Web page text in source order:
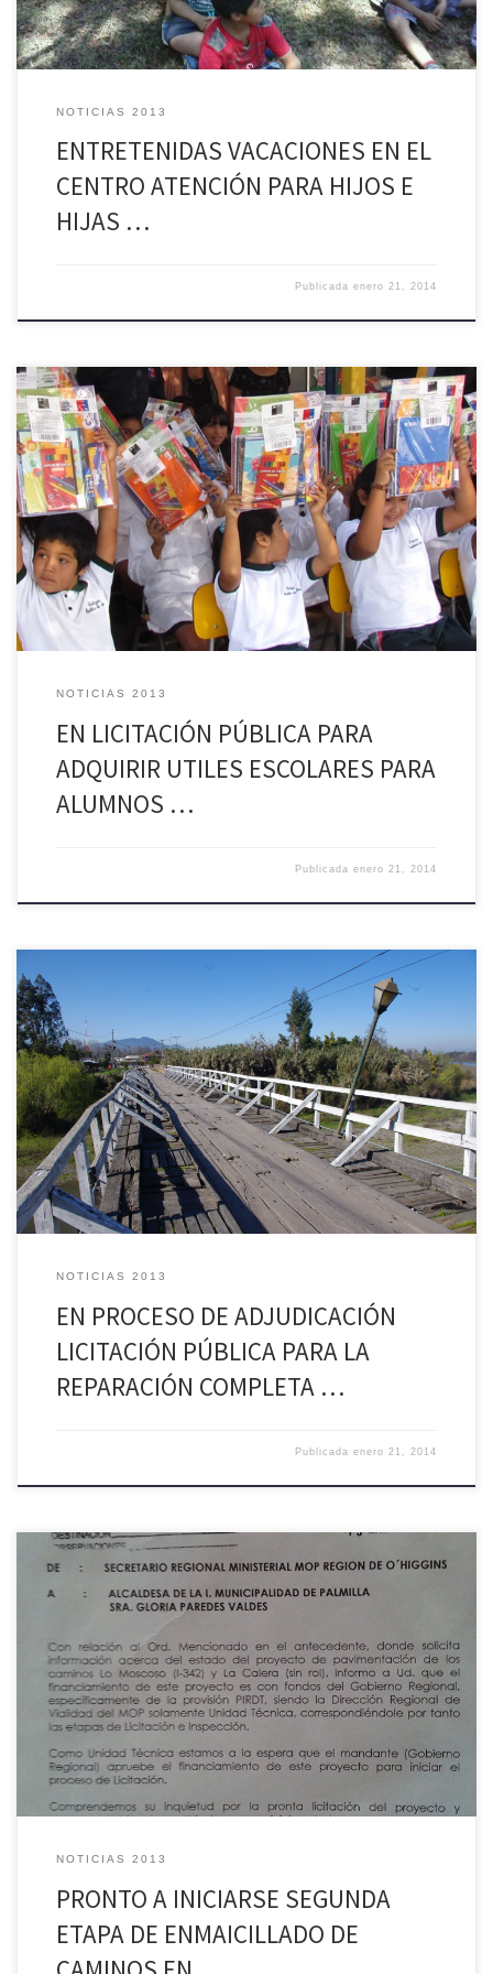
NOTICIAS 2013
ENTRETENIDAS VACACIONES EN EL
CENTRO ATENCIÓN PARA HIJOS E
HIJAS …
Publicadaenero 21, 2014
En pleno desarrollo se encuentra la licitación pública para la
adquisición de útiles escolares para todos los alumnos de los ocho
establecimientos educacionales de la comuna, lo que beneficiará a
más de 1.200 niños y niñas que volverán a clases en marzo. Los útiles
que se adquirirán fueron coordinados con […]
NOTICIAS 2013
EN LICITACIÓN PÚBLICA PARA
ADQUIRIR UTILES ESCOLARES PARA
ALUMNOS …
Publicadaenero 21, 2014
En proceso de adjudicar la licitación pública para la reparación
completa del Puente Tapado en San José del Carmen de El Huique se
encuentra el municipio de Palmilla. Esta obra de reparación incluye la
reposición integral del piso y barandas, la construcción de portales de
accesos de similares características arquitectónicas […]
NOTICIAS 2013
EN PROCESO DE ADJUDICACIÓN
LICITACIÓN PÚBLICA PARA LA
REPARACIÓN COMPLETA …
Publicadaenero 21, 2014
Dentro de los próximos días se dará inicio a la segunda etapa de los
trabajos de enmaicillado de nuevos caminos, los que se suman a los
ya ejecutados y que vienen a concretar nuevos compromisos
contraídos con la comunidad por parte de la alcaldesa Gloria Paredes
Valdés. A los caminos […]
NOTICIAS 2013
PRONTO A INICIARSE SEGUNDA
ETAPA DE ENMAICILLADO DE